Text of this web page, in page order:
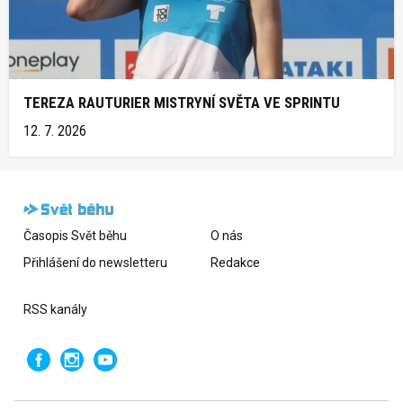
TEREZA RAUTURIER MISTRYNÍ SVĚTA VE SPRINTU
12. 7. 2026
Časopis Svět běhu
Přihlášení do newsletteru
O nás
Redakce
RSS kanály